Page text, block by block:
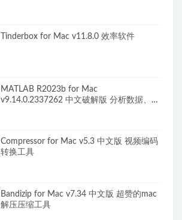
Tinderbox for Mac v11.8.0 效率软件
MATLAB R2023b for Mac
v9.14.0.2337262 中文破解版 分析数据、开
Compressor for Mac v5.3 中文版 视频编码
转换工具
Bandizip for Mac v7.34 中文版 超赞的mac
解压压缩工具